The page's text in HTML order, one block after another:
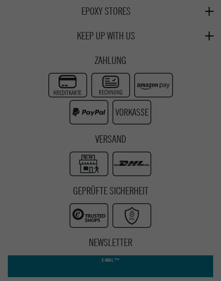
Click & Collect
Samstag: 10:00 - 17:00
Whatsapp
Kontaktformular
Verleih
Zur Echtheit der Bewertungen
EPOXY STORES
KEEP UP WITH US
Instagram
Youtube
ZAHLUNG
VERSAND
GEPRÜFTE SICHERHEIT
NEWSLETTER
E-MAIL **